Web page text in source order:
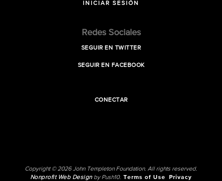
INICIAR SESIÓN
Redes Sociales
SEGUIR EN TWITTER
SEGUIR EN FACEBOOK
CONECTAR
Copyright © 2026 John Templeton Foundation. All rights reserved.
Nonprofit Web Designby Push10. Terms of Use
Privacy